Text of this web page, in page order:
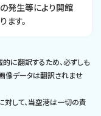
発生等により開館
す。
に翻訳するため、必ずしも
像データは翻訳されませ
して、当空港は一切の責